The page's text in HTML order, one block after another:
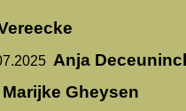
Anja
Marijke Gheysen